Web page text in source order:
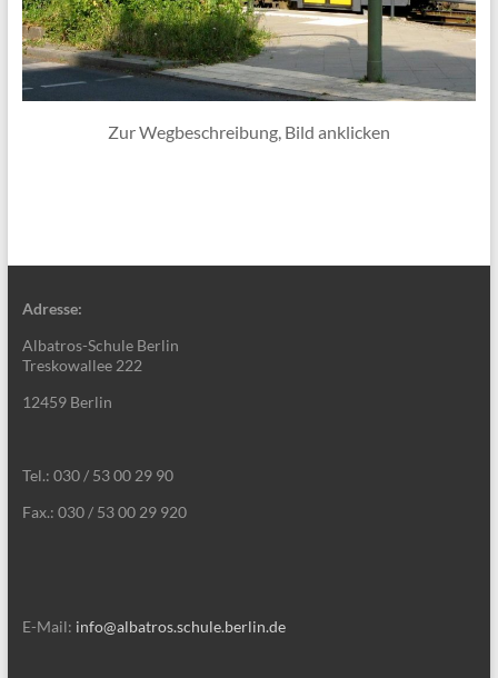
Zur Wegbeschreibung, Bild anklicken
Adresse:
Albatros-Schule Berlin
Treskowallee 222
12459 Berlin
Tel.: 030 / 53 00 29 90
Fax.: 030 / 53 00 29 920
E-Mail: info@albatros.schule.berlin.de